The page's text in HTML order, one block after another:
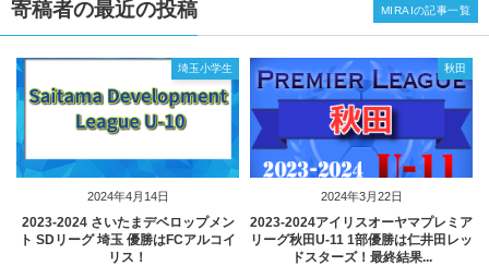
寄稿者の最近の投稿
2024年4月14日
埼玉小学生
2023‐2024 さいたまデベロップメン
ト SDリーグ 埼玉 優勝はFCアルコイ
リス！
2024年3月22日
秋田
2023-2024アイリスオーヤマプレミア
リーグ秋田U-11 1部優勝は仁井田レッ
ドスターズ！最終結果...
MIRAIの記事一覧